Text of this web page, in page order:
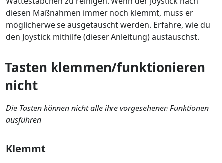
diesen Maßnahmen immer noch klemmt, muss er
möglicherweise ausgetauscht werden. Erfahre, wie du
den Joystick mithilfe (dieser Anleitung) austauschst.
Tasten klemmen/funktionieren
nicht
Die Tasten können nicht alle ihre vorgesehenen Funktionen
ausführen
Klemmt